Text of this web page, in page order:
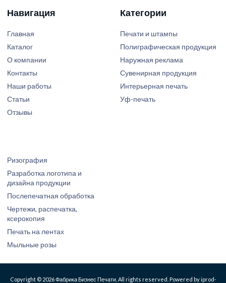
Навигация
Главная
Каталог
О компании
Контакты
Наши работы
Статьи
Отзывы
Категории
Печати и штампы
Полиграфическая продукция
Наружная реклама
Сувенирная продукция
Интерьерная печать
Уф-печать
Ризография
Разработка логотипа и
дизайна продукции
Послепечатная обработка
Чертежи, распечатка,
ксерокопия
Печать на лентах
Мыльные розы
Copyright © 2026 Фабрика Бизнес Печати, All rights reserved. Powered by iprod-